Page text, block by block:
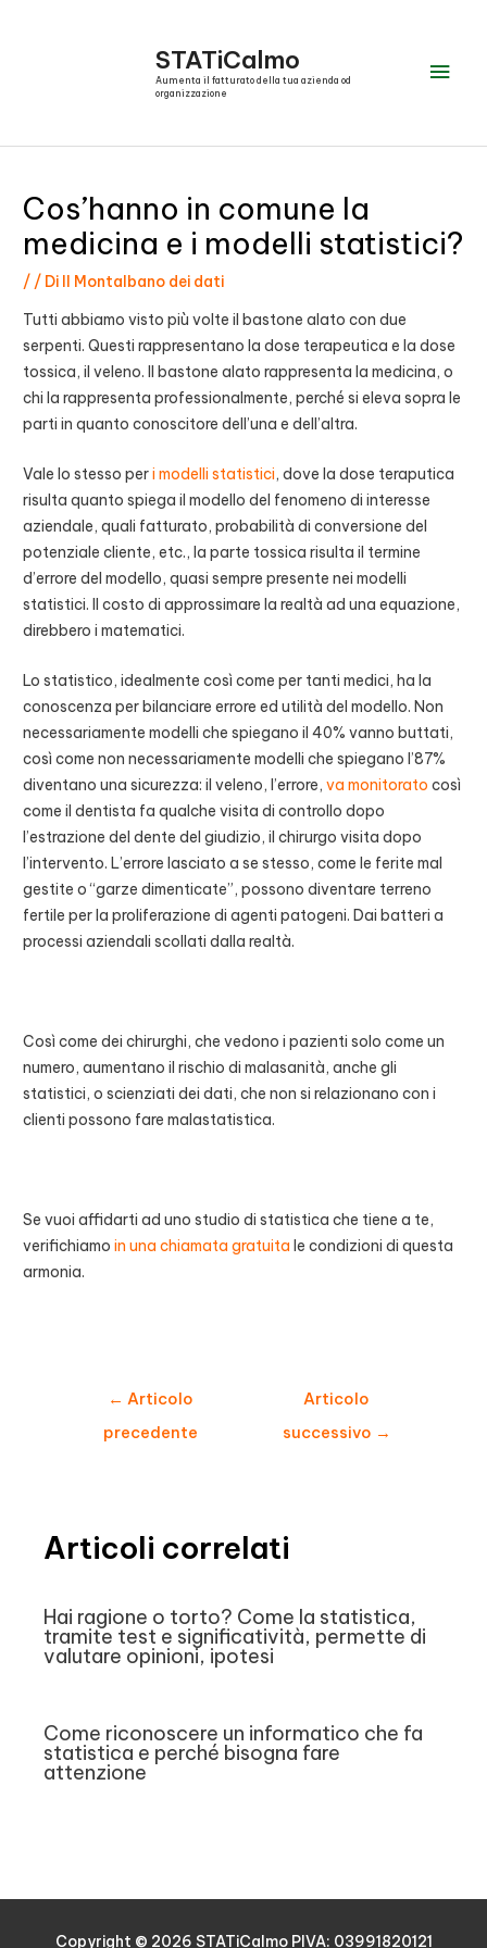
STATiCalmo
Aumenta il fatturato della tua azienda od
organizzazione
Cos’hanno in comune la
medicina e i modelli statistici?
/ / Di Il Montalbano dei dati
Tutti abbiamo visto più volte il bastone alato con due
serpenti. Questi rappresentano la dose terapeutica e la dose
tossica, il veleno. Il bastone alato rappresenta la medicina, o
chi la rappresenta professionalmente, perché si eleva sopra le
parti in quanto conoscitore dell’una e dell’altra.
Vale lo stesso peri modelli statistici, dove la dose teraputica
risulta quanto spiega il modello del fenomeno di interesse
aziendale, quali fatturato, probabilità di conversione del
potenziale cliente, etc., la parte tossica risulta il termine
d’errore del modello, quasi sempre presente nei modelli
statistici. Il costo di approssimare la realtà ad una equazione,
direbbero i matematici.
Lo statistico, idealmente così come per tanti medici, ha la
conoscenza per bilanciare errore ed utilità del modello. Non
necessariamente modelli che spiegano il 40% vanno buttati,
così come non necessariamente modelli che spiegano l’87%
diventano una sicurezza: il veleno, l’errore,va monitoratocosì
come il dentista fa qualche visita di controllo dopo
l’estrazione del dente del giudizio, il chirurgo visita dopo
l’intervento. L’errore lasciato a se stesso, come le ferite mal
gestite o “garze dimenticate”, possono diventare terreno
fertile per la proliferazione di agenti patogeni. Dai batteri a
processi aziendali scollati dalla realtà.
Così come dei chirurghi, che vedono i pazienti solo come un
numero, aumentano il rischio di malasanità, anche gli
statistici, o scienziati dei dati, che non si relazionano con i
clienti possono fare malastatistica.
Se vuoi affidarti ad uno studio di statistica che tiene a te,
verifichiamoin una chiamata gratuita le condizioni di questa
armonia.
Navigazione
← Articolo
precedente
Articolo
successivo →
Articoli correlati
Hai ragione o torto? Come la statistica,
tramite test e significatività, permette di
valutare opinioni, ipotesi
Come riconoscere un informatico che fa
statistica e perché bisogna fare
attenzione
Copyright © 2026 STATiCalmoPIVA: 03991820121